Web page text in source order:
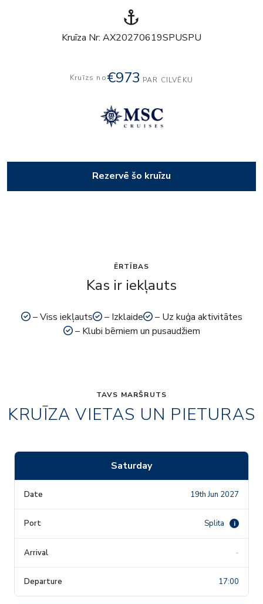
anchor
Kruīza Nr: AX20270619SPUSPU
Kruīzs no€973 PAR CILVĒKU
Rezervē šo kruīzu
ĒRTĪBAS
Kas ir iekļauts
– Viss iekļauts – Izklaide
– Uz kuģa aktivitātes
– Klubi bērniem un pusaudžiem
TAVS MARŠRUTS
KRUĪZA VIETAS UN PIETURAS
Saturday
19th Jun 2027
Splita i
-
17:00